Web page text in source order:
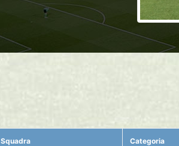
Squadra Categoria